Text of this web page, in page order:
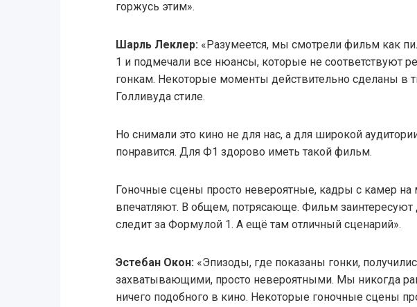
горжусь этим».
Шарль Леклер:«Разумеется, мы смотрели фильм как
1 и подмечали все нюансы, которые не соответствуют
гонкам. Некоторые моменты действительно сделаны в
Голливуда стиле.
Но снимали это кино не для нас, а для широкой
понравится. Для Ф1 здорово иметь такой фильм.
Гоночные сцены просто невероятные, кадры с камер
впечатляют. В общем, потрясающе. Фильм заинтересуют
следит за Формулой 1. А ещё там отличный сценарий».
Эстебан Окон:«Эпизоды, где показаны гонки,
захватывающими, просто невероятными. Мы никогда
ничего подобного в кино. Некоторые гоночные сцены